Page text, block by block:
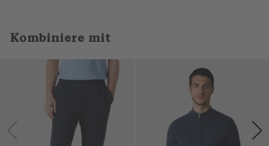
Kombiniere mit